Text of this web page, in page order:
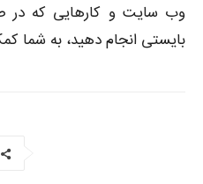
وب سایت و کارهایی که در
بایستی انجام دهید، به شما